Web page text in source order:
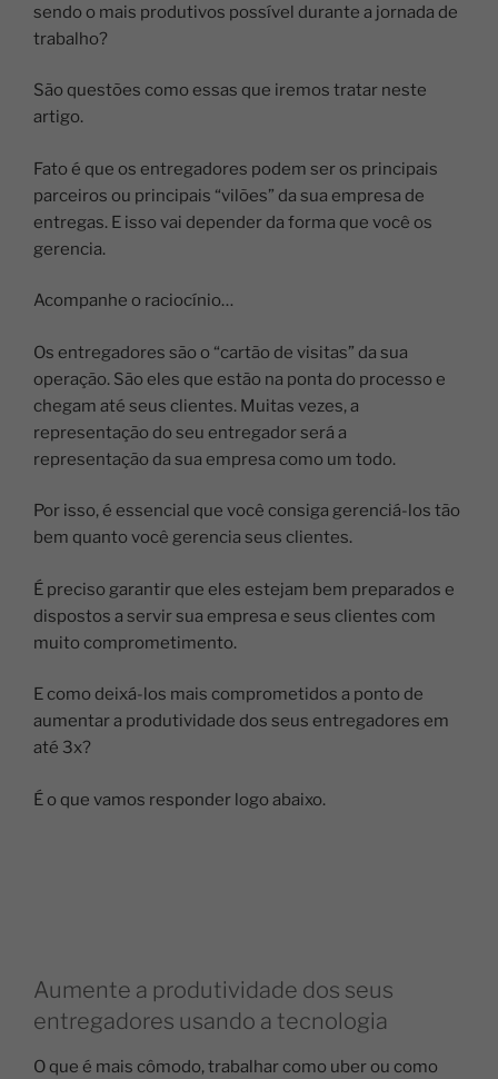
sendo o mais produtivos possível durante a jornada de
trabalho?
São questões como essas que iremos tratar neste
artigo.
Fato é que os entregadores podem ser os principais
parceiros ou principais “vilões” da sua empresa de
entregas. E isso vai depender da forma que você os
gerencia.
Acompanhe o raciocínio…
Os entregadores são o “cartão de visitas” da sua
operação. São eles que estão na ponta do processo e
chegam até seus clientes. Muitas vezes, a
representação do seu entregador será a
representação da sua empresa como um todo.
Por isso, é essencial que você consiga gerenciá-los tão
bem quanto você gerencia seus clientes.
É preciso garantir que eles estejam bem preparados e
dispostos a servir sua empresa e seus clientes com
muito comprometimento.
E como deixá-los mais comprometidos a ponto de
aumentar a produtividade dos seus entregadores em
até 3x?
É o que vamos responder logo abaixo.
Aumente a produtividade dos seus
entregadores usando a tecnologia
O que é mais cômodo, trabalhar como uber ou como